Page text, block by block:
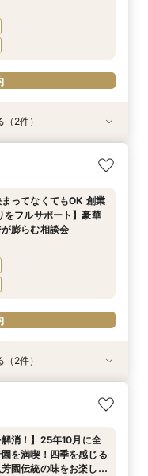
悩み相談フェア
のおふたりへ 】「お
までトータルサポート
華試食会付フェア
てなくてもOK 創業
フルサポート】豪華
2件）
てなくてもOK 創業
フルサポート】豪華
膨らむ相談会
のおふたりへ 】「お
までトータルサポート
華試食会付フェア
消！】25年10月に全
を満喫！四季を感じる
お悩み相談フェア
2件）
解消！】25年10月に全
を満喫！四季を感じる
園伝統の味をお楽しみ